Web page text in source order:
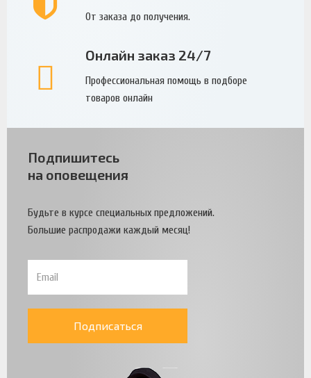
От заказа до получения.
Онлайн заказ 24/7
Профессиональная помощь в подборе
товаров онлайн
Подпишитесь
на оповещения
Будьте в курсе специальных предложений.
Большие распродажи каждый месяц!
Подписаться